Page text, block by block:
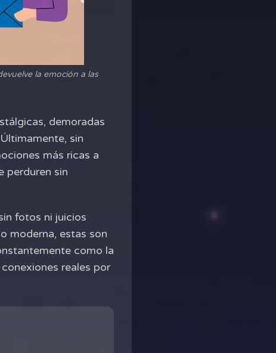
la emoción a las
demoradas
sin
más ricas a
perduren sin
fotos ni juicios
moderna, estas son
como la
reales por